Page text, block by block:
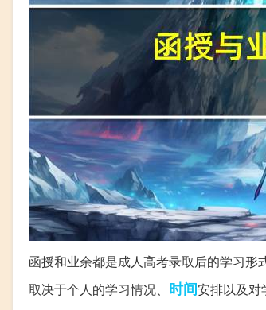
函授和业余都是成人高考录取后的学习
取决于个人的学习情况、 时间安排以及对